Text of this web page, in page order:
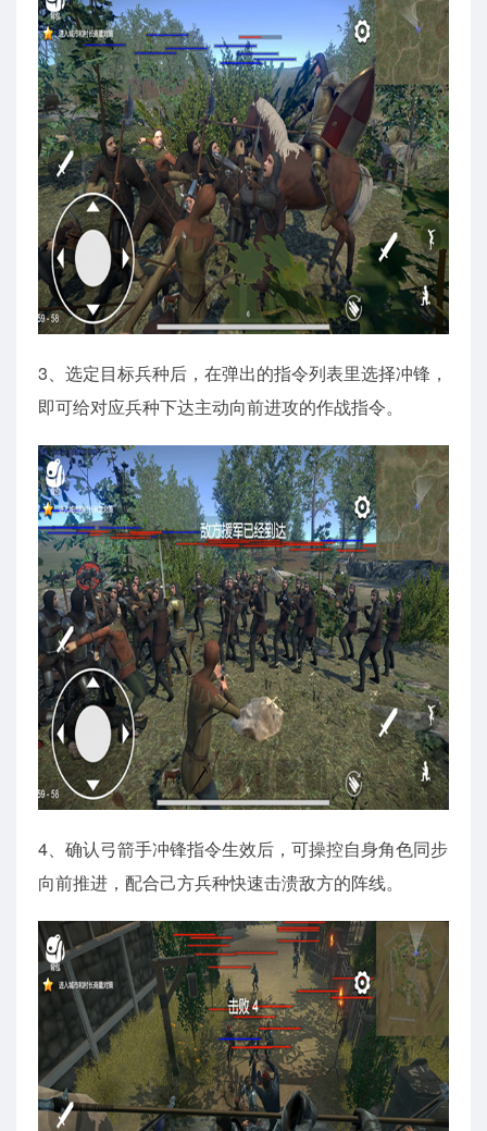
3、选定目标兵种后，在弹出的指令列表里选择冲锋，
即可给对应兵种下达主动向前进攻的作战指令。
4、确认弓箭手冲锋指令生效后，可操控自身角色同步
向前推进，配合己方兵种快速击溃敌方的阵线。